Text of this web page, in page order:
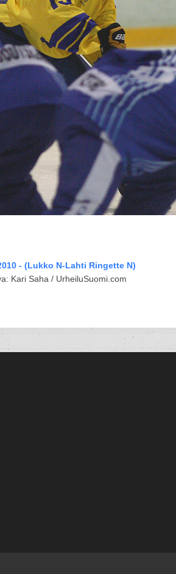
- (Lukko N-Lahti Ringette N)
Kari Saha / UrheiluSuomi.com